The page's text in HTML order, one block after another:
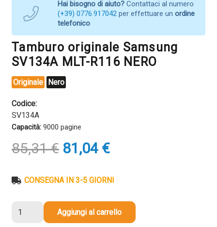
Hai bisogno di aiuto? Contattaci al numero
(+39) 0776.917042 per effettuare un ordine
telefonico
Tamburo originale Samsung
SV134A MLT-R116 NERO
Originale Nero
Codice:
SV134A
Capacità: 9000 pagine
85,31€ Il
prezzo
era:
81,04 €Il
prezzo
è:
CONSEGNA IN 3-5 GIORNI
Aggiungi al carrello